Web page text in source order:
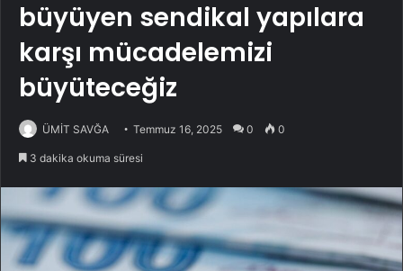
büyüyen sendikal yapılara
karşı mücadelemizi
büyüteceğiz
ÜMİT SAVĞA Temmuz 16, 2025 0 0
3 dakika okuma süresi